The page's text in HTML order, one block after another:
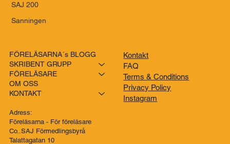
SAJ 200
Sanningen
FÖRELÄSARNA´s BLOGG
SKRIBENT GRUPP
FÖRELÄSARE
OM OSS
KONTAKT
Adress:
Föreläsarna - För föreläsare
Co..SAJ Förmedlingsbyrå
Talattagatan 10
Kontakt
FAQ
Terms & Conditions
Privacy Policy
Instagram